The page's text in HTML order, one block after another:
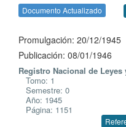
Documento Actualizado
Promulgación: 20/12/1945
Publicación: 08/01/1946
Registro Nacional de Leyes
Tomo: 1
Semestre: 0
Año: 1945
Página: 1151